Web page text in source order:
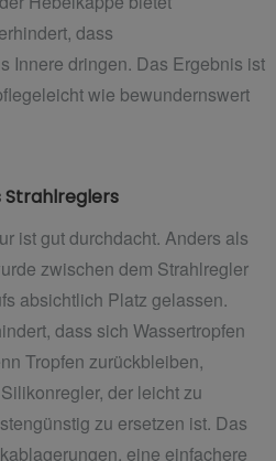
dass
Innere dringen. Das Ergebnis ist
wie bewundernswert
Strahlreglers
ist gut durchdacht. Anders als
zwischen dem Strahlregler
absichtlich Platz gelassen.
dass sich Wassertropfen
Tropfen zurückbleiben,
der leicht zu
zu ersetzen ist. Das
eine einfachere